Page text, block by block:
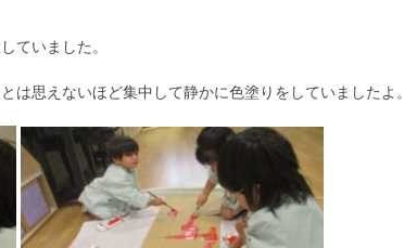
ていました。
は思えないほど集中して静かに色塗りをしていましたよ。